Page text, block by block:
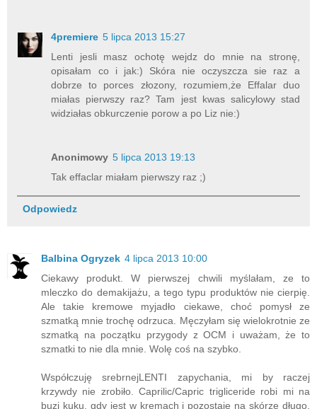
4premiere 5 lipca 2013 15:27
Lenti jesli masz ochotę wejdz do mnie na stronę,
opisałam co i jak:) Skóra nie oczyszcza sie raz a
dobrze to porces złozony, rozumiem,że Effalar duo
miałas pierwszy raz? Tam jest kwas salicylowy stad
widziałas obkurczenie porow a po Liz nie:)
Anonimowy 5 lipca 2013 19:13
Tak effaclar miałam pierwszy raz ;)
Odpowiedz
Balbina Ogryzek 4 lipca 2013 10:00
Ciekawy produkt. W pierwszej chwili myślałam, ze to
mleczko do demakijażu, a tego typu produktów nie cierpię.
Ale takie kremowe myjadło ciekawe, choć pomysł ze
szmatką mnie trochę odrzuca. Męczyłam się wielokrotnie ze
szmatką na początku przygody z OCM i uważam, że to
szmatki to nie dla mnie. Wolę coś na szybko.
Współczuję srebrnejLENTI zapychania, mi by raczej
krzywdy nie zrobiło. Caprilic/Capric trigliceride robi mi na
buzi kuku, gdy jest w kremach i pozostaje na skórze długo.